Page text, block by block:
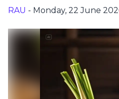
RAU - Monday, 22 June